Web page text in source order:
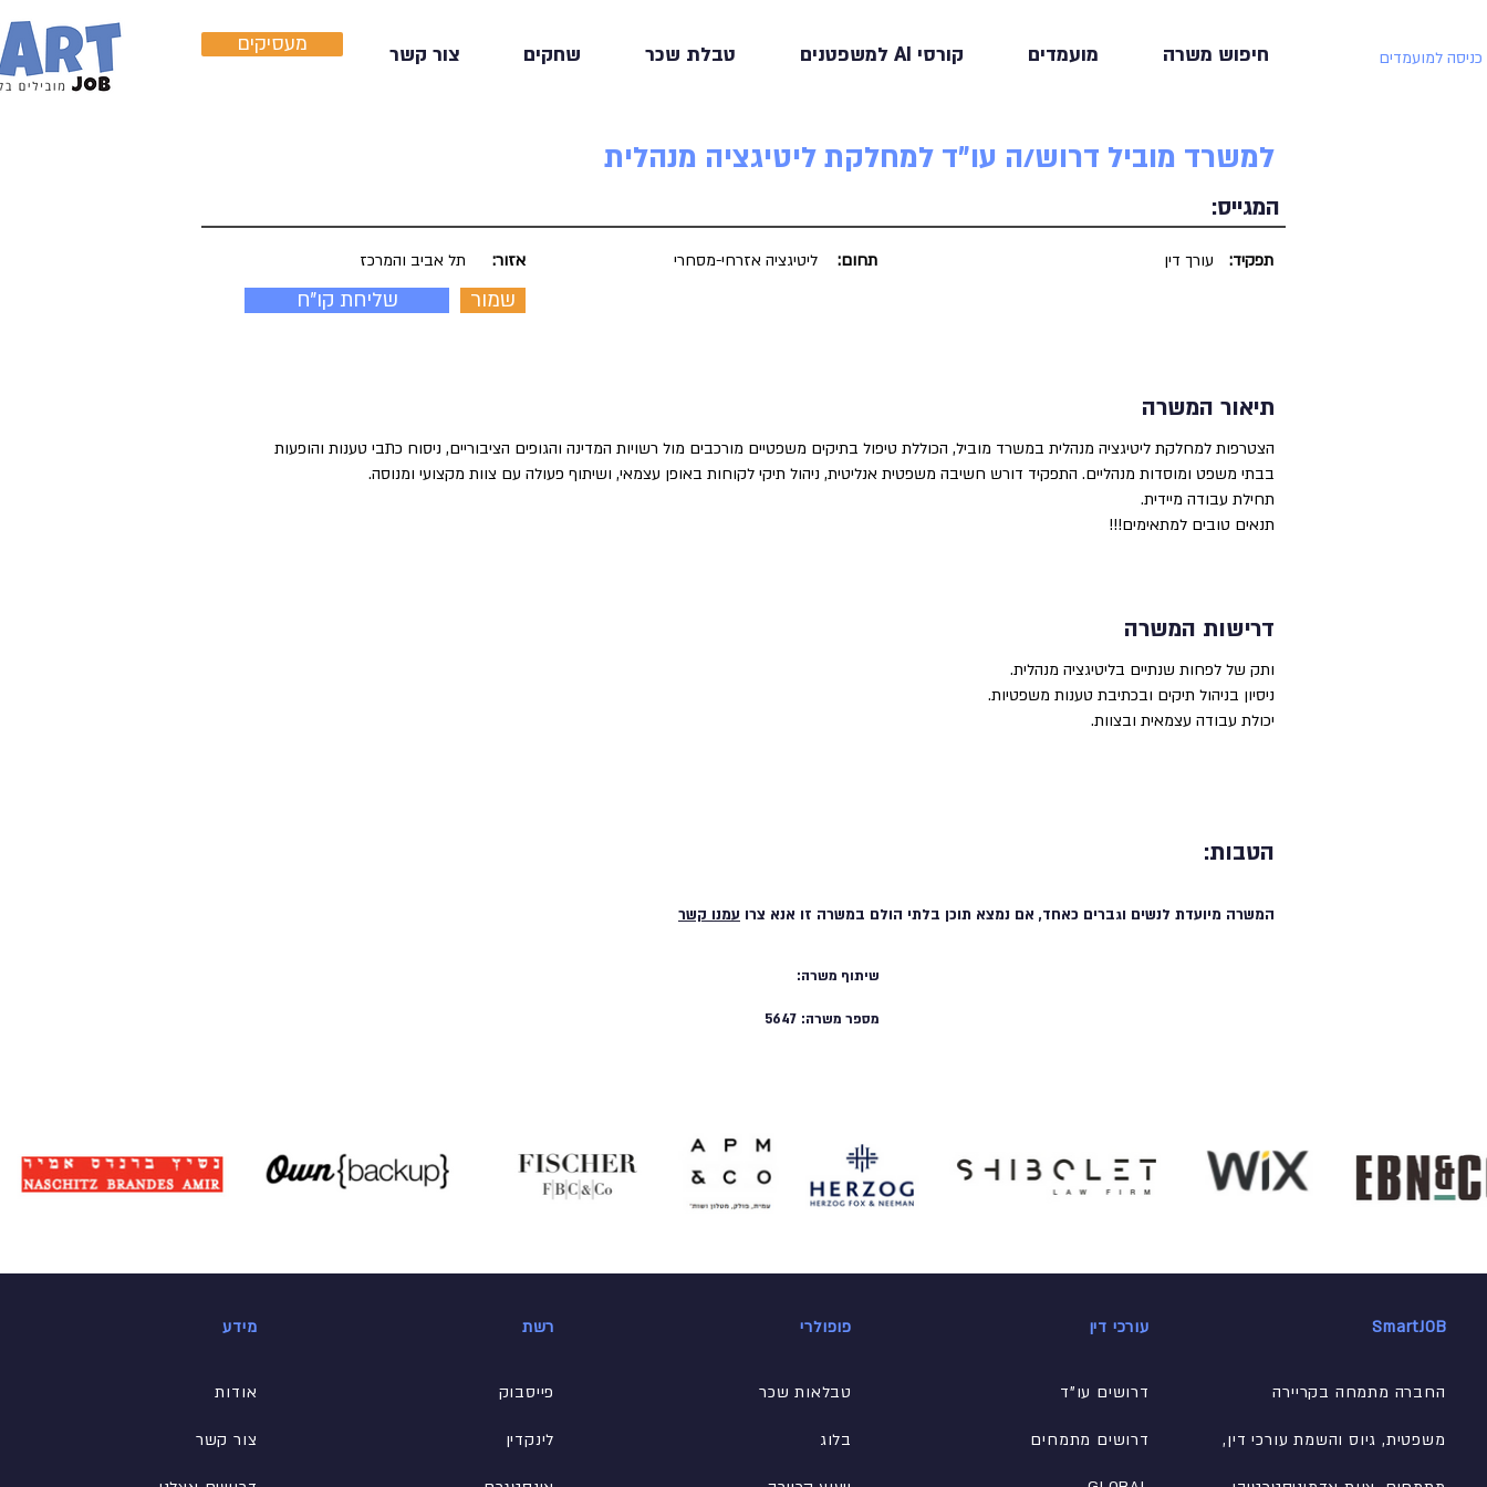
מעסיקים חיפוש משרה מועמדים קורסי AI למשפטנים טבלת שכר שחקים צור קשר כניסה למועמדים
למשרד מוביל דרוש/ה עו"ד למחלקת ליטיגציה מנהלית
המגייס:
תל אביב והמרכז אזור:
שליחת קו"ח שמור
ליטיגציה אזרחי-מסחרי תחום: עורך דין תפקיד:
תיאור המשרה
הצטרפות למחלקת ליטיגציה מנהלית במשרד מוביל, הכוללת טיפול בתיקים משפטיים מורכבים מול רשויות המדינה והגופים הציבוריים, ניסוח כתבי טענות והופעות
בבתי משפט ומוסדות מנהליים. התפקיד דורש חשיבה משפטית אנליטית, ניהול תיקי לקוחות באופן עצמאי, ושיתוף פעולה עם צוות מקצועי ומנוסה.
תחילת עבודה מיידית.
תנאים טובים למתאימים!!!
דרישות המשרה
ותק של לפחות שנתיים בליטיגציה מנהלית.
ניסיון בניהול תיקים ובכתיבת טענות משפטיות.
יכולת עבודה עצמאית ובצוות.
הטבות:
המשרה מיועדת לנשים וגברים כאחד, אם נמצא תוכן בלתי הולם במשרה זו אנא צרו עמנו קשר
שיתוף משרה:
5647 מספר משרה:
מידע
אודות
צור קשר
רשת
פייסבוק
לינקדין
פופולרי
טבלאות שכר
בלוג
עורכי דין
דרושים עו"ד
דרושים מתמחים
SmartJOB
החברה מתמחה בקריירה
משפטית, גיוס והשמת עורכי דין,